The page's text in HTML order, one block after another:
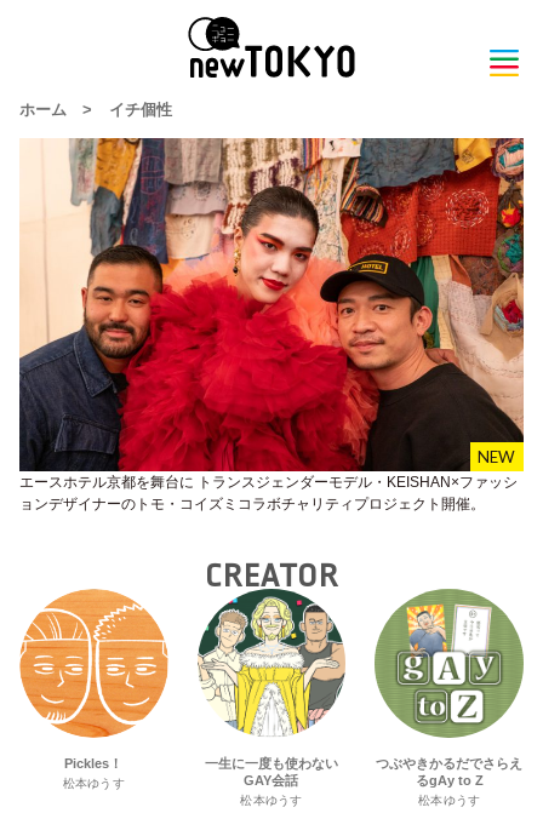
ホーム > イチ個性
エースホテル京都を舞台に トランスジェンダーモデル・KEISHAN×ファッシ
ョンデザイナーのトモ・コイズミコラボチャリティプロジェクト開催。
CREATOR
Pickles！
松本ゆうす
一生に一度も使わない
GAY会話
松本ゆうす
つぶやきかるだでさらえ
るgAy to Z
松本ゆうす